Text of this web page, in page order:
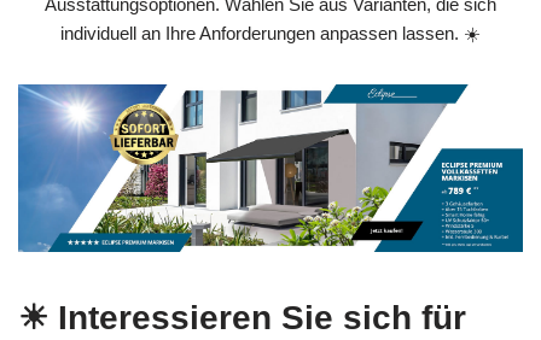
individuell an Ihre Anforderungen anpassen lassen. ☀️
☀ Interessieren Sie sich für